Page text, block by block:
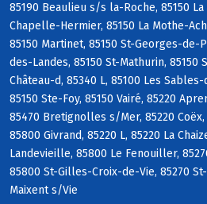
85190 Beaulieu s/s la-Roche, 85150
Chapelle-Hermier, 85150 La Mothe-
85150 Martinet, 85150 St-Georges-de-
des-Landes, 85150 St-Mathurin, 85150
Château-d, 85340 L, 85100 Les
85150 Ste-Foy, 85150 Vairé, 85220
85470 Bretignolles s/Mer, 85220 Coëx,
85800 Givrand, 85220 L, 85220 La
Landevieille, 85800 Le Fenouiller,
85800 St-Gilles-Croix-de-Vie, 85270
Maixent s/Vie